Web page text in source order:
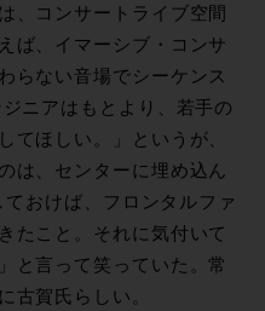
、コンサートライブ空間
ば、イマーシブ・コンサ
らない音場でシーケンス
ニアはもとより、若手の
てほしい。」というが、
は、センターに埋め込ん
おけば、フロンタルファ
たこと。それに気付いて
と言って笑っていた。常
古賀氏らしい。